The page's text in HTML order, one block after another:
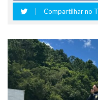
Compartilhar no